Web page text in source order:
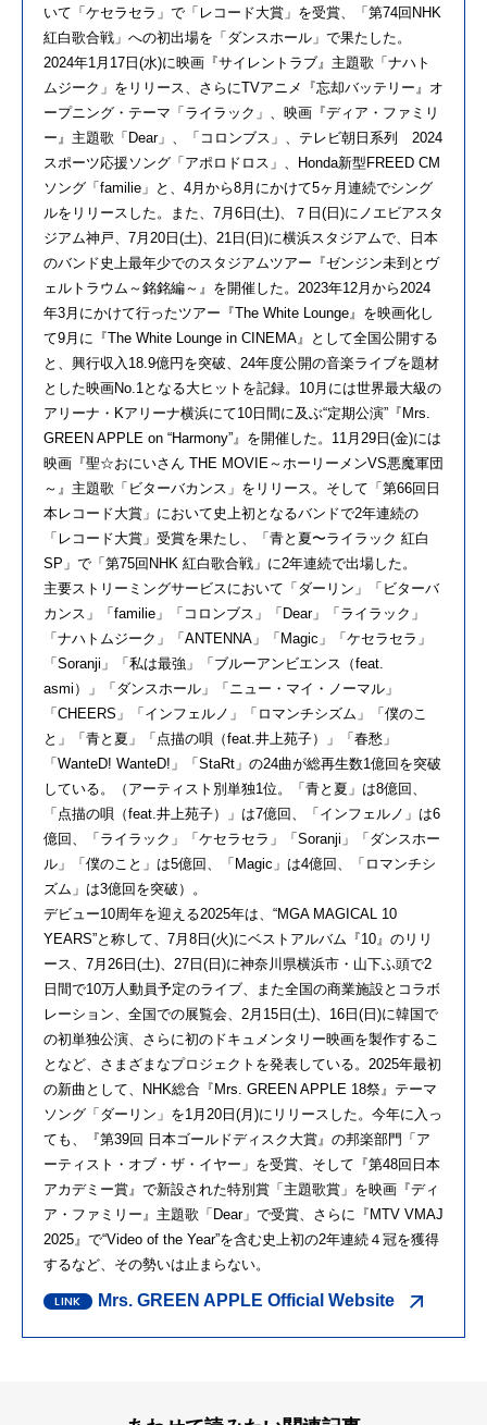
いて「ケセラセラ」で「レコード大賞」を受賞、「第74回NHK
紅白歌合戦」への初出場を「ダンスホール」で果たした。
2024年1月17日(水)に映画『サイレントラブ』主題歌「ナハト
ムジーク」をリリース、さらにTVアニメ『忘却バッテリー』オ
ープニング・テーマ「ライラック」、映画『ディア・ファミリ
ー』主題歌「Dear」、「コロンブス」、テレビ朝日系列 2024
スポーツ応援ソング「アポロドロス」、Honda新型FREED CM
ソング「familie」と、4月から8月にかけて5ヶ月連続でシング
ルをリリースした。また、7月6日(土)、７日(日)にノエビアスタ
ジアム神戸、7月20日(土)、21日(日)に横浜スタジアムで、日本
のバンド史上最年少でのスタジアムツアー『ゼンジン未到とヴ
ェルトラウム～銘銘編～』を開催した。2023年12月から2024
年3月にかけて行ったツアー『The White Lounge』を映画化し
て9月に『The White Lounge in CINEMA』として全国公開する
と、興行収入18.9億円を突破、24年度公開の音楽ライブを題材
とした映画No.1となる大ヒットを記録。10月には世界最大級の
アリーナ・Kアリーナ横浜にて10日間に及ぶ“定期公演”『Mrs.
GREEN APPLE on “Harmony”』を開催した。11月29日(金)には
映画『聖☆おにいさん THE MOVIE～ホーリーメンVS悪魔軍団
～』主題歌「ビターバカンス」をリリース。そして「第66回日
本レコード大賞」において史上初となるバンドで2年連続の
「レコード大賞」受賞を果たし、「青と夏〜ライラック 紅白
SP」で「第75回NHK 紅白歌合戦」に2年連続で出場した。
主要ストリーミングサービスにおいて「ダーリン」「ビターバ
カンス」「familie」「コロンブス」「Dear」「ライラック」
「ナハトムジーク」「ANTENNA」「Magic」「ケセラセラ」
「Soranji」「私は最強」「ブルーアンビエンス（feat.
asmi）」「ダンスホール」「ニュー・マイ・ノーマル」
「CHEERS」「インフェルノ」「ロマンチシズム」「僕のこ
と」「青と夏」「点描の唄（feat.井上苑子）」「春愁」
「WanteD! WanteD!」「StaRt」の24曲が総再生数1億回を突破
している。（アーティスト別単独1位。「青と夏」は8億回、
「点描の唄（feat.井上苑子）」は7億回、「インフェルノ」は6
億回、「ライラック」「ケセラセラ」「Soranji」「ダンスホー
ル」「僕のこと」は5億回、「Magic」は4億回、「ロマンチシ
ズム」は3億回を突破）。
デビュー10周年を迎える2025年は、“MGA MAGICAL 10
YEARS”と称して、7月8日(火)にベストアルバム『10』のリリ
ース、7月26日(土)、27日(日)に神奈川県横浜市・山下ふ頭で2
日間で10万⼈動員予定のライブ、また全国の商業施設とコラボ
レーション、全国での展覧会、2月15日(土)、16日(日)に韓国で
の初単独公演、さらに初のドキュメンタリー映画を製作するこ
となど、さまざまなプロジェクトを発表している。2025年最初
の新曲として、NHK総合『Mrs. GREEN APPLE 18祭』テーマ
ソング「ダーリン」を1月20日(月)にリリースした。今年に入っ
ても、『第39回 日本ゴールドディスク大賞』の邦楽部門「ア
ーティスト・オブ・ザ・イヤー」を受賞、そして『第48回日本
アカデミー賞』で新設された特別賞「主題歌賞」を映画『ディ
ア・ファミリー』主題歌「Dear」で受賞、さらに『MTV VMAJ
2025』で“Video of the Year”を含む史上初の2年連続４冠を獲得
するなど、その勢いは止まらない。
Mrs. GREEN APPLE Official Website